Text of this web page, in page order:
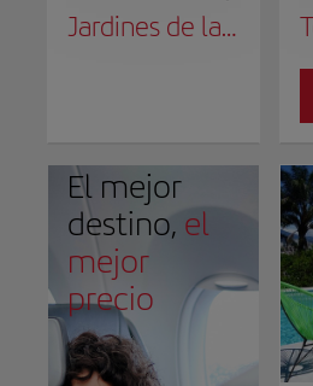
Jardines de la Catarata La Paz
El mejor
destino, el
mejor
precio